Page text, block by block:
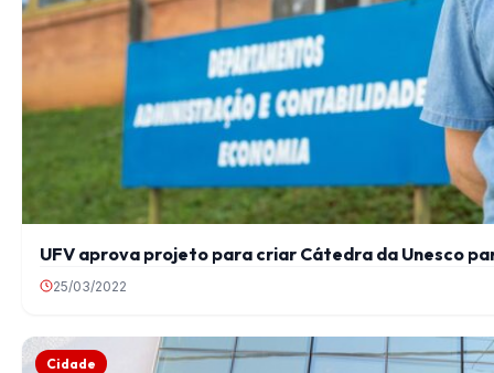
UFV aprova projeto para criar Cátedra da Unesco
25/03/2022
Cidade